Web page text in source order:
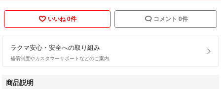
いいね 0件 コメント 0件
ラクマ安心・安全への取り組み
補償制度やカスタマーサポートなどのご案内
商品説明